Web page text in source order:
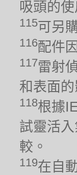
吸頭的
115可另
116配件
117雷射
和表面的
118根據
試靈活
較。
119在自